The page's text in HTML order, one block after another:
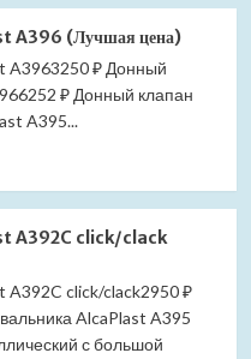
A396 (Лучшая цена)
A3963250 ₽ Донный
₽ Донный клапан
A395...
A392C click/clack
click/clack2950 ₽
AlcaPlast A395
с большой